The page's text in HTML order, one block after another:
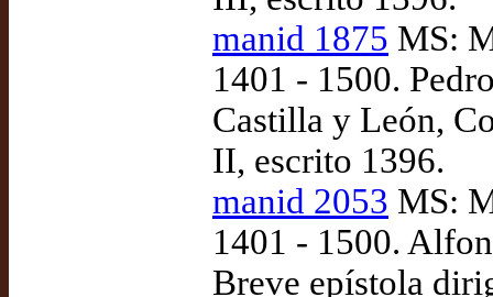
manid 1875 MS:
1401 - 1500.
Castilla y León,
II, escrito 1396.
manid 2053 MS:
1401 - 1500.
Breve epístola